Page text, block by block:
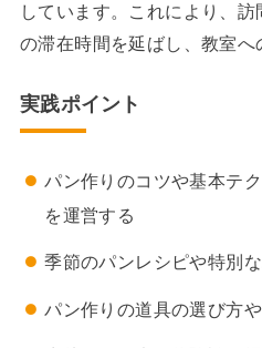
しています。これにより、
の滞在時間を延ばし、教室へ
実践ポイント
パン作りのコツや基本テ
を運営する
季節のパンレシピや特別
パン作りの道具の選び方